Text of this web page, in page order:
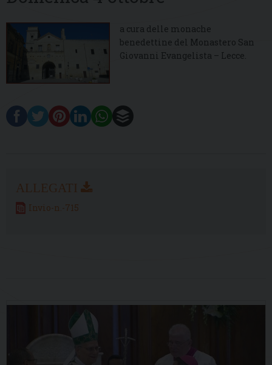
a cura delle monache
benedettine del Monastero San
Giovanni Evangelista – Lecce.
Invio-n.-715